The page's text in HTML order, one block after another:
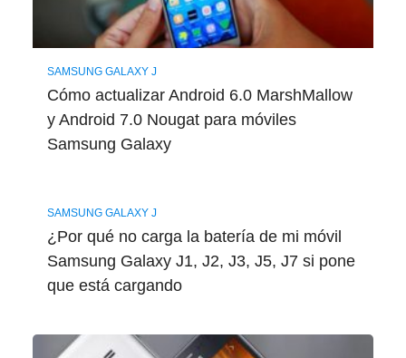
SAMSUNG GALAXY J
Cómo actualizar Android 6.0 MarshMallow
y Android 7.0 Nougat para móviles
Samsung Galaxy
SAMSUNG GALAXY J
¿Por qué no carga la batería de mi móvil
Samsung Galaxy J1, J2, J3, J5, J7 si pone
que está cargando